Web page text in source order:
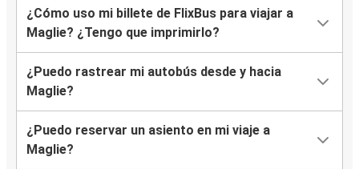
¿Cómo uso mi billete de FlixBus para viajar a
Maglie? ¿Tengo que imprimirlo?
¿Puedo rastrear mi autobús desde y hacia
Maglie?
¿Puedo reservar un asiento en mi viaje a
Maglie?